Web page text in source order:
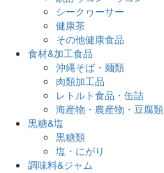
シークヮーサー
健康茶
その他健康食品
食材&加工食品
沖縄そば・麺類
肉類加工品
レトルト食品・缶詰
海産物・農産物・豆腐類
黒糖&塩
黒糖類
塩・にがり
調味料&ジャム